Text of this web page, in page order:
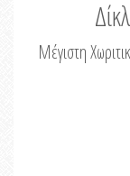
Μέγιστη